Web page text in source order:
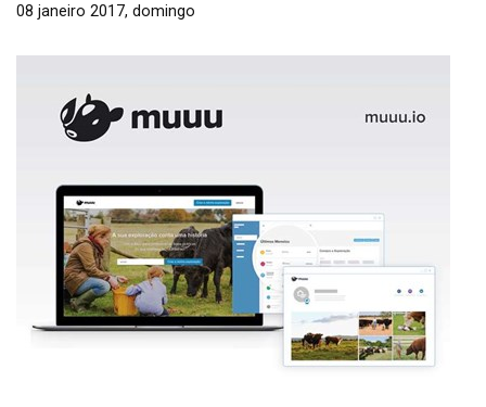
08 janeiro 2017, domingo